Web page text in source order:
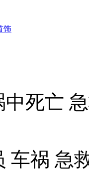
饰
死亡 急
车祸 急